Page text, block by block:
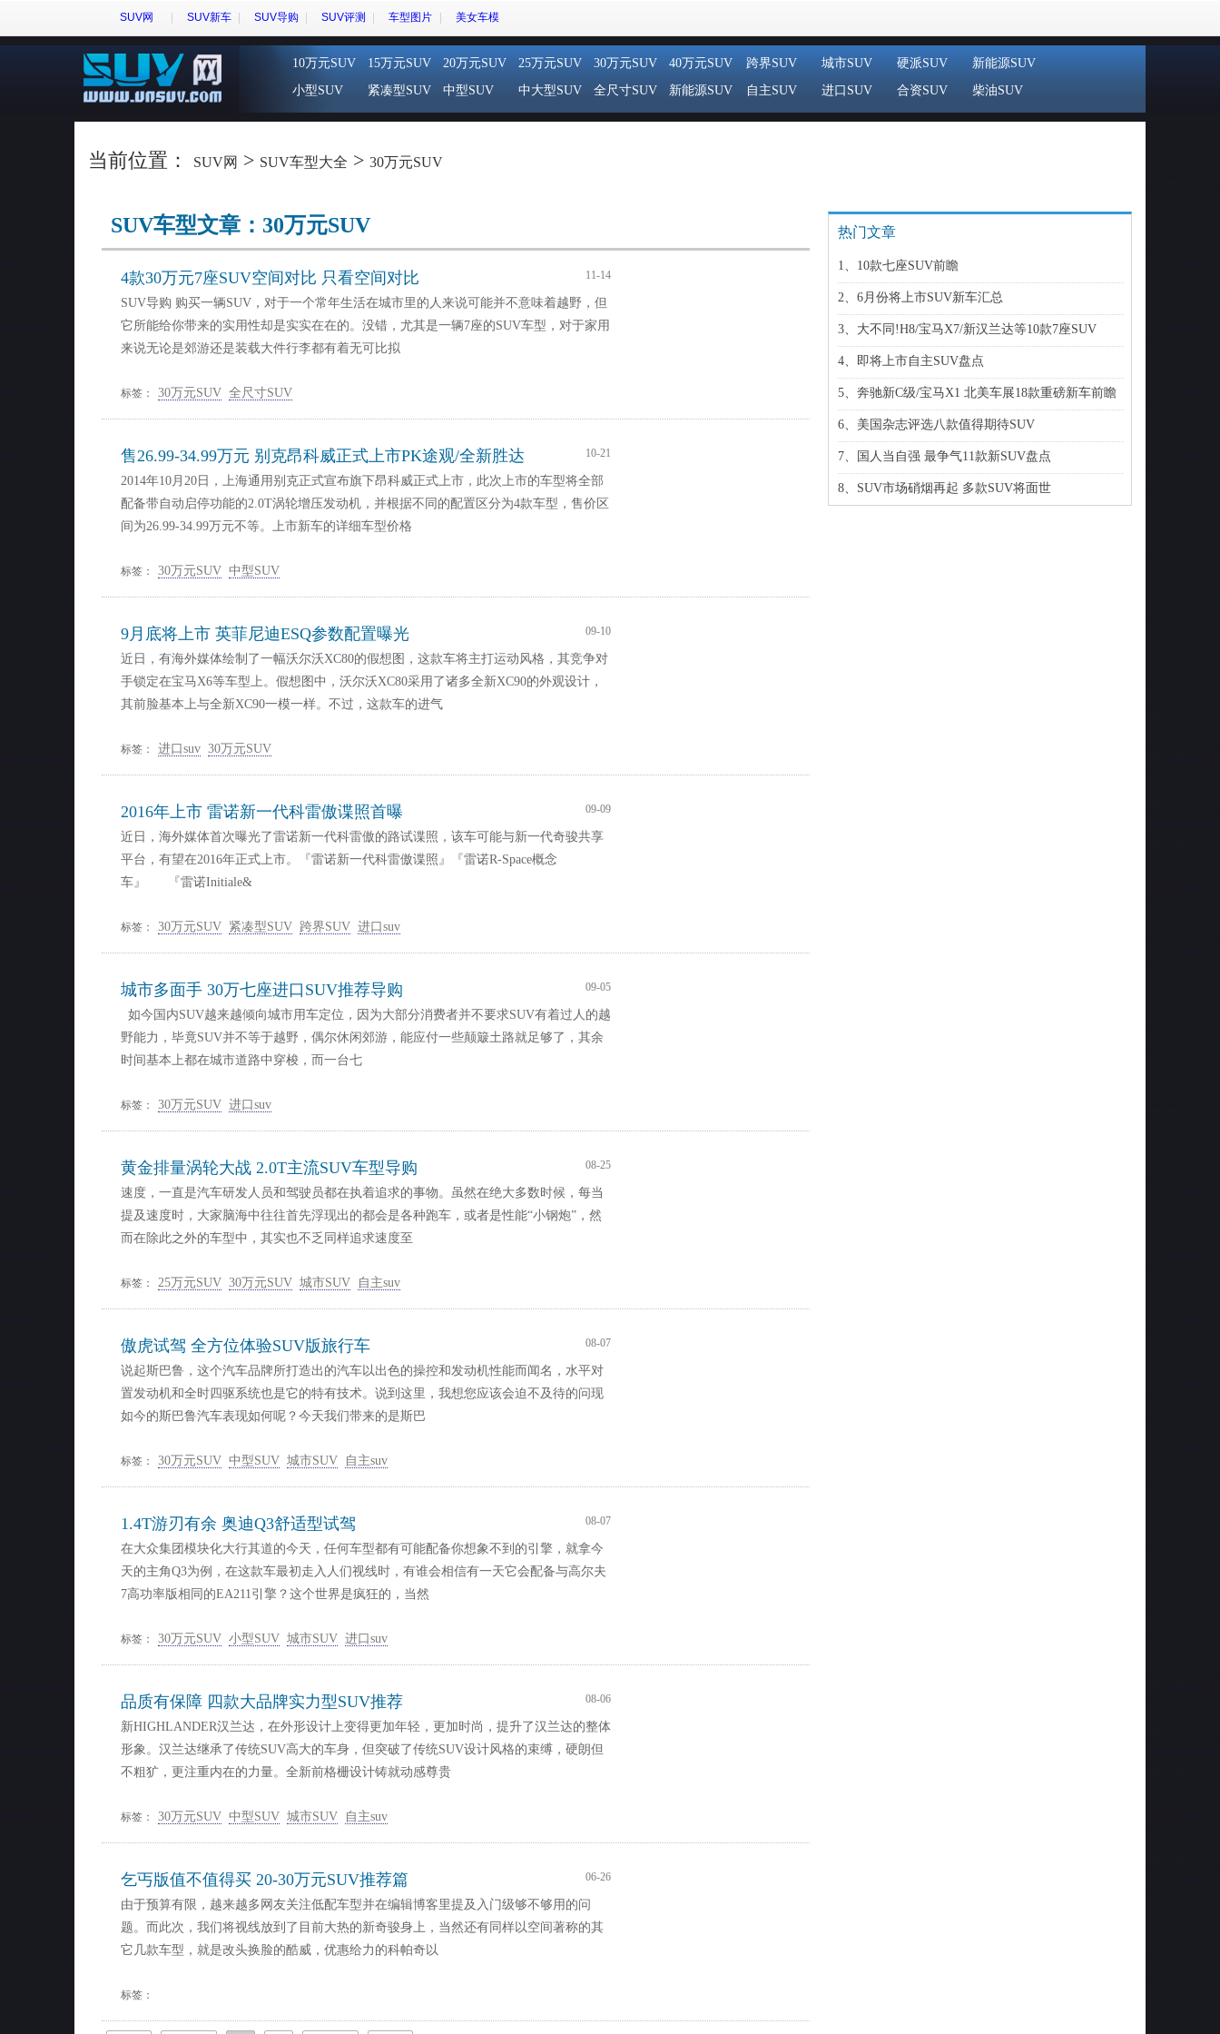
SUV网 SUV新车 SUV导购 SUV评测 车型图片 美女车模
10万元SUV 15万元SUV 20万元SUV 25万元SUV 30万元SUV
40万元SUV
小型SUV
紧凑型SUV 中型SUV 中大型SUV 全尺寸SUV 新能源SUV
跨界SUV 城市SUV 硬派SUV
新能源SUV
自主SUV
进口SUV 合资SUV 柴油SUV
当前位置： SUV网 > SUV车型大全 > 30万元SUV
SUV车型文章：30万元SUV
11-14
4款30万元7座SUV空间对比 只看空间对比
SUV导购 购买一辆SUV，对于一个常年生活在城市里的人来说可能并不意味着越野，但
它所能给你带来的实用性却是实实在在的。没错，尤其是一辆7座的SUV车型，对于家用
来说无论是郊游还是装载大件行李都有着无可比拟
标签： 30万元SUV 全尺寸SUV
10-21
售26.99-34.99万元 别克昂科威正式上市PK途观/全新胜达
2014年10月20日，上海通用别克正式宣布旗下昂科威正式上市，此次上市的车型将全部
配备带自动启停功能的2.0T涡轮增压发动机，并根据不同的配置区分为4款车型，售价区
间为26.99-34.99万元不等。上市新车的详细车型价格
标签： 30万元SUV 中型SUV
09-10
9月底将上市 英菲尼迪ESQ参数配置曝光
近日，有海外媒体绘制了一幅沃尔沃XC80的假想图，这款车将主打运动风格，其竞争对
手锁定在宝马X6等车型上。假想图中，沃尔沃XC80采用了诸多全新XC90的外观设计，
其前脸基本上与全新XC90一模一样。不过，这款车的进气
标签： 进口suv 30万元SUV
09-09
2016年上市 雷诺新一代科雷傲谍照首曝
近日，海外媒体首次曝光了雷诺新一代科雷傲的路试谍照，该车可能与新一代奇骏共享
平台，有望在2016年正式上市。『雷诺新一代科雷傲谍照』『雷诺R-Space概念
车』 『雷诺Initiale&
标签： 30万元SUV 紧凑型SUV 跨界SUV 进口suv
09-05
城市多面手 30万七座进口SUV推荐导购
如今国内SUV越来越倾向城市用车定位，因为大部分消费者并不要求SUV有着过人的越
野能力，毕竟SUV并不等于越野，偶尔休闲郊游，能应付一些颠簸土路就足够了，其余
时间基本上都在城市道路中穿梭，而一台七
标签： 30万元SUV 进口suv
08-25
黄金排量涡轮大战 2.0T主流SUV车型导购
速度，一直是汽车研发人员和驾驶员都在执着追求的事物。虽然在绝大多数时候，每当
提及速度时，大家脑海中往往首先浮现出的都会是各种跑车，或者是性能“小钢炮”，然
而在除此之外的车型中，其实也不乏同样追求速度至
标签： 25万元SUV 30万元SUV 城市SUV 自主suv
08-07
傲虎试驾 全方位体验SUV版旅行车
说起斯巴鲁，这个汽车品牌所打造出的汽车以出色的操控和发动机性能而闻名，水平对
置发动机和全时四驱系统也是它的特有技术。说到这里，我想您应该会迫不及待的问现
如今的斯巴鲁汽车表现如何呢？今天我们带来的是斯巴
标签： 30万元SUV 中型SUV 城市SUV 自主suv
08-07
1.4T游刃有余 奥迪Q3舒适型试驾
在大众集团模块化大行其道的今天，任何车型都有可能配备你想象不到的引擎，就拿今
天的主角Q3为例，在这款车最初走入人们视线时，有谁会相信有一天它会配备与高尔夫
7高功率版相同的EA211引擎？这个世界是疯狂的，当然
标签： 30万元SUV 小型SUV 城市SUV 进口suv
08-06
品质有保障 四款大品牌实力型SUV推荐
新HIGHLANDER汉兰达，在外形设计上变得更加年轻，更加时尚，提升了汉兰达的整体
形象。汉兰达继承了传统SUV高大的车身，但突破了传统SUV设计风格的束缚，硬朗但
不粗犷，更注重内在的力量。全新前格栅设计铸就动感尊贵
标签： 30万元SUV 中型SUV 城市SUV 自主suv
06-26
乞丐版值不值得买 20-30万元SUV推荐篇
由于预算有限，越来越多网友关注低配车型并在编辑博客里提及入门级够不够用的问
题。而此次，我们将视线放到了目前大热的新奇骏身上，当然还有同样以空间著称的其
它几款车型，就是改头换脸的酷威，优惠给力的科帕奇以
标签：
热门文章
1、10款七座SUV前瞻
2、6月份将上市SUV新车汇总
3、大不同!H8/宝马X7/新汉兰达等10款7座SUV
4、即将上市自主SUV盘点
5、奔驰新C级/宝马X1 北美车展18款重磅新车前瞻
6、美国杂志评选八款值得期待SUV
7、国人当自强 最争气11款新SUV盘点
8、SUV市场硝烟再起 多款SUV将面世